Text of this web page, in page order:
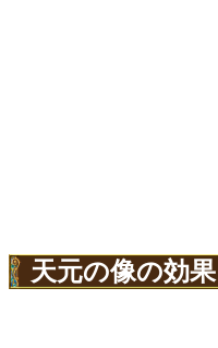
天元の像の効